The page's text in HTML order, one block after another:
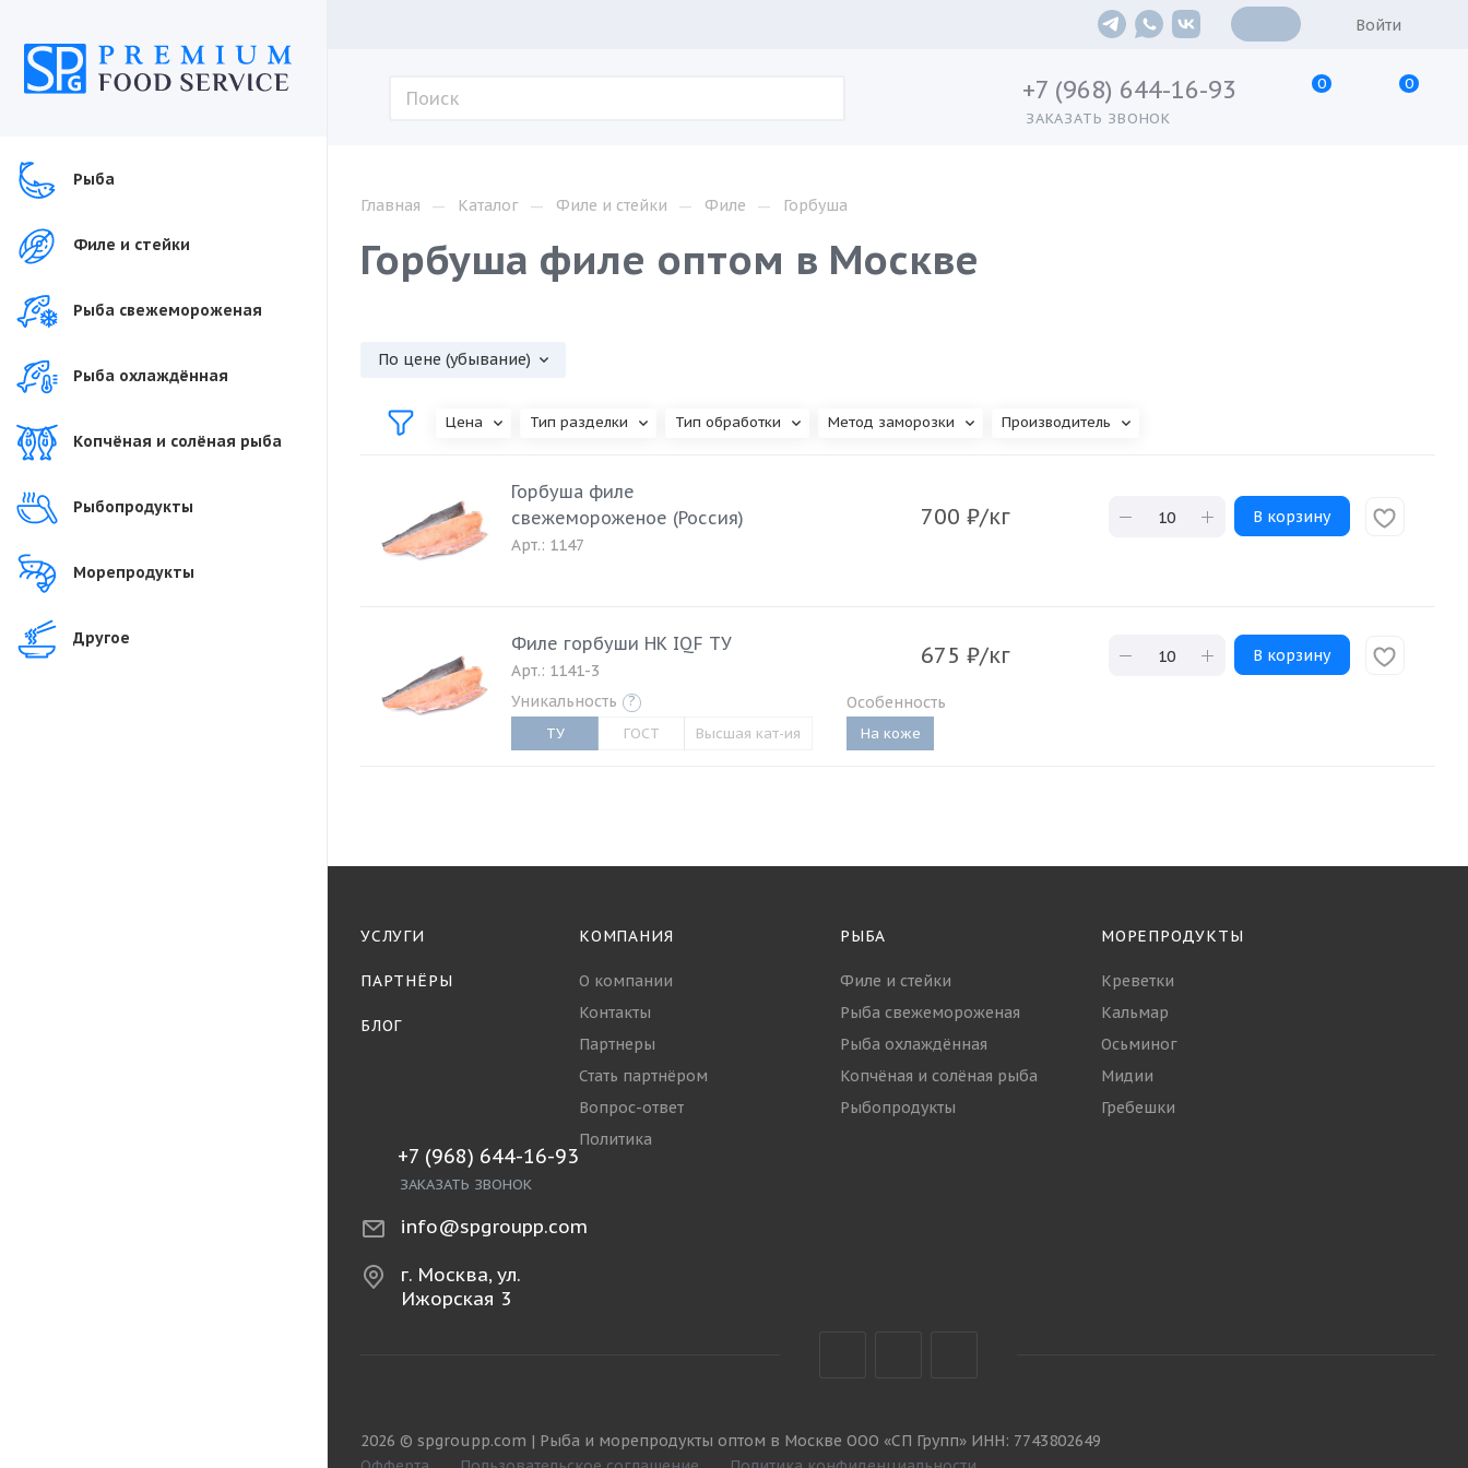
Войти
+7 (968) 644-16-93
ЗАКАЗАТЬ ЗВОНОК
0 0
Рыба
Филе и стейки
Рыба свежемороженая
Рыба охлаждённая
Копчёная и солёная рыба
Рыбопродукты
Морепродукты
Другое
Главная — Каталог — Филе и стейки — Филе — Горбуша
Горбуша филе оптом в Москве
По цене (убывание)
Цена Тип разделки Тип обработки Метод заморозки Производитель
Горбуша филе
свежемороженое (Россия)
Арт.: 1147
700 ₽/кг В корзину
Филе горбуши НК IQF ТУ
Арт.: 1141-3
675 ₽/кг В корзину
Уникальность
?
ТУ
ГОСТ Высшая кат-ия
Особенность
На коже
УСЛУГИ
ПАРТНЁРЫ
БЛОГ
КОМПАНИЯ
О компании
Контакты
Партнеры
Стать партнёром
Вопрос-ответ
Политика
РЫБА
Филе и стейки
Рыба свежемороженая
Рыба охлаждённая
Копчёная и солёная рыба
Рыбопродукты
МОРЕПРОДУКТЫ
Креветки
Кальмар
Осьминог
Мидии
Гребешки
+7 (968) 644-16-93
ЗАКАЗАТЬ ЗВОНОК
info@spgroupp.com
г. Москва, ул.
Ижорская 3
2026 © spgroupp.com | Рыба и морепродукты оптом в Москве ООО «СП Групп» ИНН: 7743802649